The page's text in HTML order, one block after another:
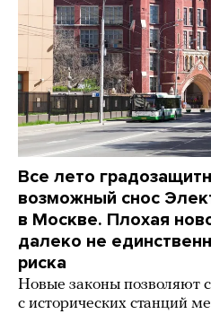
Все лето
возможный снос
в Москве. Плохая
далеко не
риска
Новые законы позволяют
с исторических станций